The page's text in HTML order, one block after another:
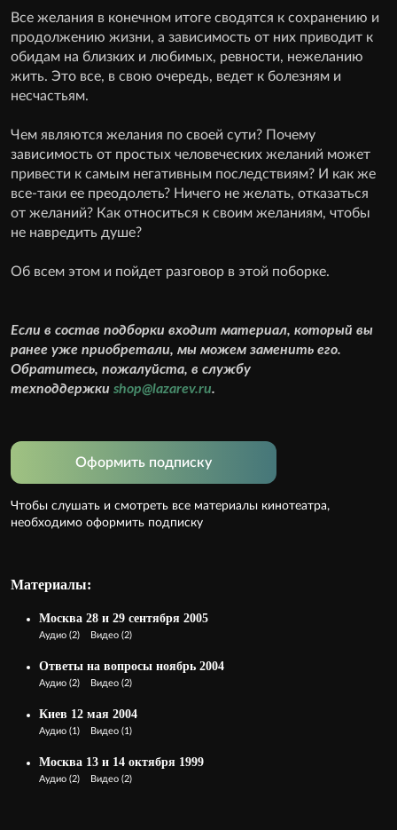
Все желания в конечном итоге сводятся к сохранению и
продолже­нию жизни, а зависимость от них приводит к
обидам на близких и любимых, ревности, нежеланию
жить. Это все, в свою очередь, ведет к болезням и
несчастьям.
Чем являются желания по своей сути? Почему
зависимость от простых человеческих желаний может
привести к самым негативным последствиям? И как же
все-таки ее преодолеть? Ничего не желать, отказаться
от желаний? Как относиться к своим желаниям, чтобы
не навредить душе?
Об всем этом и пойдет разговор в этой поборке.
Если в состав подборки входит материал, который вы
ранее уже приобретали, мы можем заменить его.
Обратитесь, пожалуйста, в службу
техподдержки shop@lazarev.ru.
Оформить подписку
Чтобы слушать и смотреть все материалы кинотеатра,
необходимо оформить подписку
Материалы:
Москва 28 и 29 сентября 2005
Аудио (2) Видео (2)
Ответы на вопросы ноябрь 2004
Аудио (2) Видео (2)
Киев 12 мая 2004
Аудио (1) Видео (1)
Москва 13 и 14 октября 1999
Аудио (2) Видео (2)